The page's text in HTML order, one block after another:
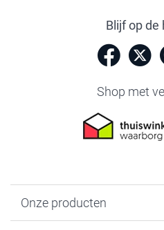
Blijf op de
Shop met
Onze producten